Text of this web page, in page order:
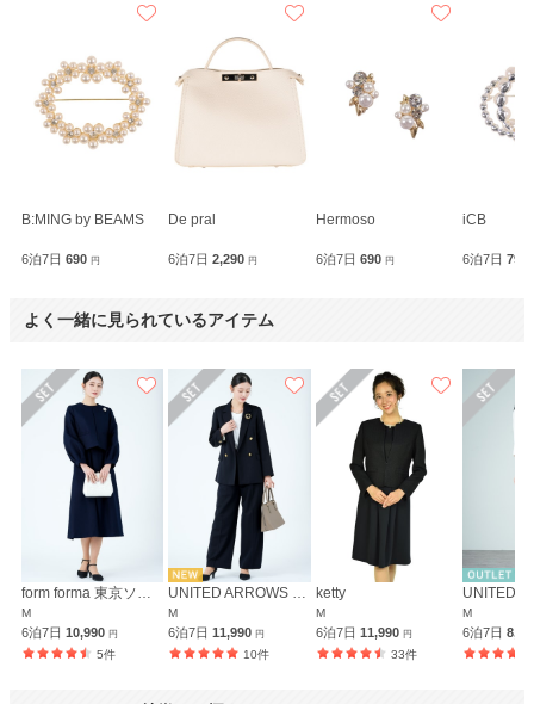
B:MING by BEAMS
6泊7日 690 円
De pral
6泊7日2,290円
Hermoso
6泊7日 690 円
iCB
6泊7日 790
よく一緒に見られているアイテム
form forma 東京ソワール
M
6泊7日 10,990 円
5件
UNITED ARROWS green label relaxing
M
6泊7日11,990円
10件
ketty
M
6泊7日 11,990 円
33件
M
6泊7日